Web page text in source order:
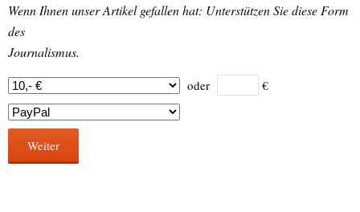
Wenn Ihnen unser Artikel gefallen hat: Unterstützen Sie diese Form
des
Journalismus.
oder €
Weiter